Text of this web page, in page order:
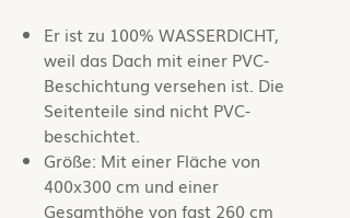
Er ist zu 100% WASSERDICHT,
weil das Dach mit einer PVC-
Beschichtung versehen ist. Die
Seitenteile sind nicht PVC-
beschichtet.
Größe: Mit einer Fläche von
400x300 cm und einer
Gesamthöhe von fast 260 cm